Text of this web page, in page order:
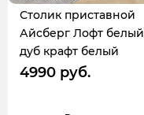
Столик приставной
Айсберг Лофт белый
дуб крафт белый
4990 руб.